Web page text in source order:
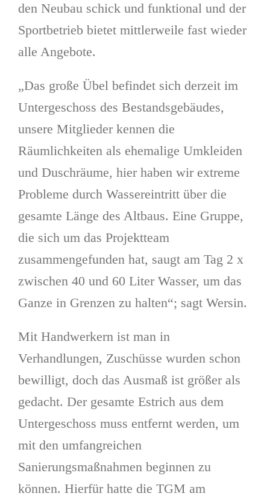
den Neubau schick und funktional und der
Sportbetrieb bietet mittlerweile fast wieder
alle Angebote.
„Das große Übel befindet sich derzeit im
Untergeschoss des Bestandsgebäudes,
unsere Mitglieder kennen die
Räumlichkeiten als ehemalige Umkleiden
und Duschräume, hier haben wir extreme
Probleme durch Wassereintritt über die
gesamte Länge des Altbaus. Eine Gruppe,
die sich um das Projektteam
zusammengefunden hat, saugt am Tag 2 x
zwischen 40 und 60 Liter Wasser, um das
Ganze in Grenzen zu halten“; sagt Wersin.
Mit Handwerkern ist man in
Verhandlungen, Zuschüsse wurden schon
bewilligt, doch das Ausmaß ist größer als
gedacht. Der gesamte Estrich aus dem
Untergeschoss muss entfernt werden, um
mit den umfangreichen
Sanierungsmaßnahmen beginnen zu
können. Hierfür hatte die TGM am